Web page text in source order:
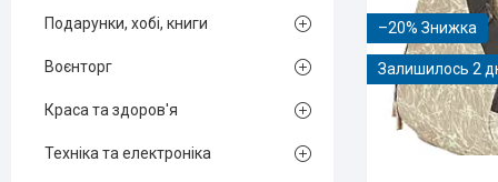
–20%
Залишилось 2
Подарунки, хобі, книги
Воєнторг
Краса та здоров'я
Техніка та електроніка